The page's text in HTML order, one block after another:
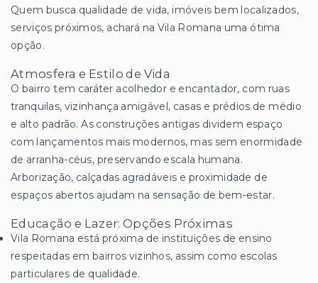
Quem busca qualidade de vida, imóveis bem localizados,
serviços próximos, achará na Vila Romana uma ótima
opção.
Atmosfera e Estilo de Vida
O bairro tem caráter acolhedor e encantador, com ruas
tranquilas, vizinhança amigável, casas e prédios de médio
e alto padrão. As construções antigas dividem espaço
com lançamentos mais modernos, mas sem enormidade
de arranha-céus, preservando escala humana.
Arborização, calçadas agradáveis e proximidade de
espaços abertos ajudam na sensação de bem-estar.
Educação e Lazer: Opções Próximas
Vila Romana está próxima de instituições de ensino
respeitadas em bairros vizinhos, assim como escolas
particulares de qualidade.